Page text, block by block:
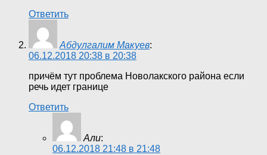
Ответить
Абдулгалим Макуев:
06.12.2018 20:38 в 20:38
причём тут проблема Новолакского района если
речь идет границе
Ответить
Али:
06.12.2018 21:48 в 21:48